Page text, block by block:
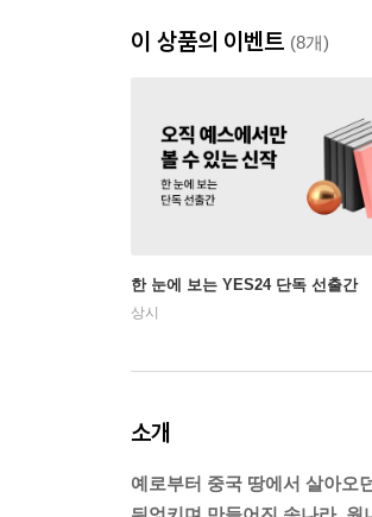
이 상품의 이벤트 (8개)
한 눈에 보는 YES24 단독 선출간
상시
소개
예로부터 중국 땅에서 살아오